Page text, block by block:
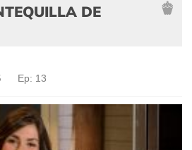
DE
Ep: 13